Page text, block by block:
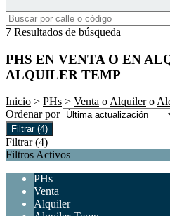
7 Resultados de búsqueda
PHS EN VENTA O EN
ALQUILER TEMP
Inicio > PHs > Venta oAlquilero
Ordenar por
Filtrar (4)
Filtrar (4)
Filtros Activos
PHs
Venta
Alquiler